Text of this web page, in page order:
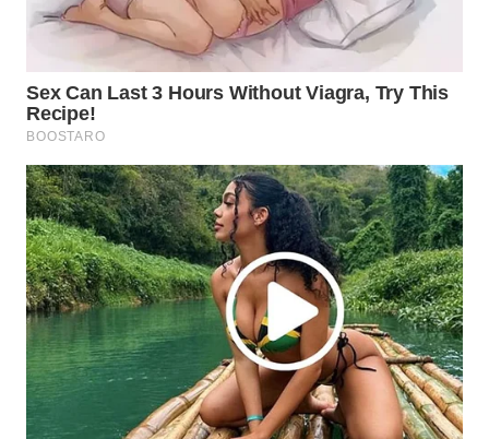
SIMALUNGUN
WN
LABUHANBATU
TAPANULI
TENGAH
WN DELI
SERDANG
WN
TEBING
TINGGI